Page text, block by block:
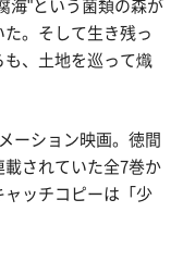
海"という菌類の森が
。そして生き残っ
、土地を巡って熾
ーション映画。徳間
されていた全7巻か
ャッチコピーは「少